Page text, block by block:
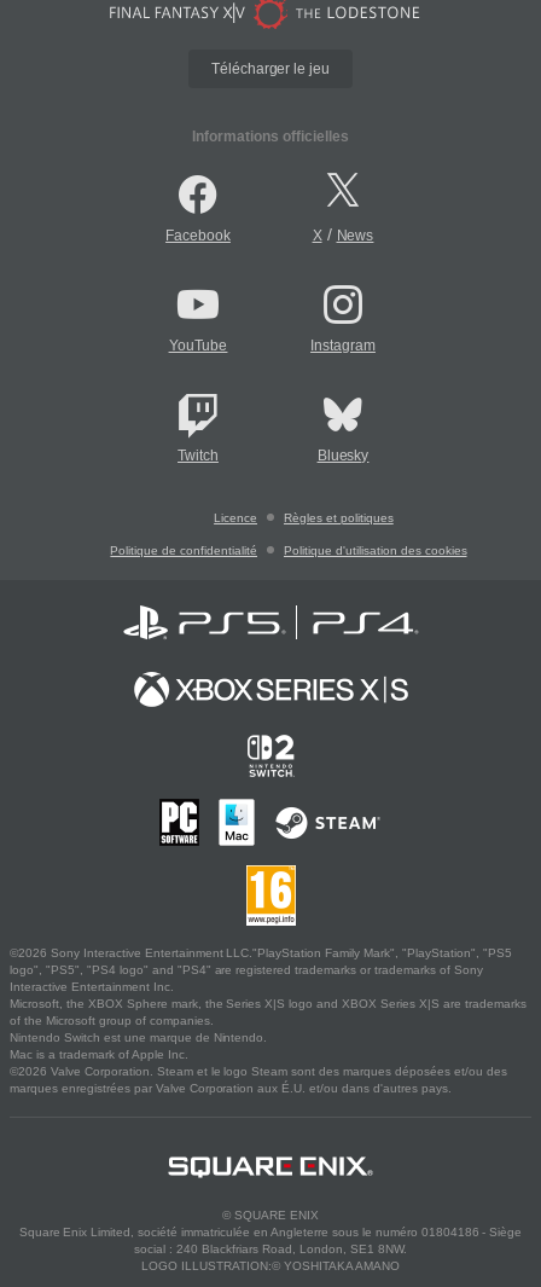
Télécharger le jeu
Informations officielles
Facebook X/ News
YouTube Instagram
Twitch Bluesky
Licence Règles et politiques
Politique de confidentialité Politique d'utilisation des cookies
©2026 Sony Interactive Entertainment LLC."PlayStation Family Mark", "PlayStation", "PS5
logo", "PS5", "PS4 logo" and "PS4" are registered trademarks or trademarks of Sony
Interactive Entertainment Inc.
Microsoft, the XBOX Sphere mark, the Series X|S logo and XBOX Series X|S are trademarks
of the Microsoft group of companies.
Nintendo Switch est une marque de Nintendo.
Mac is a trademark of Apple Inc.
©2026 Valve Corporation. Steam et le logo Steam sont des marques déposées et/ou des
marques enregistrées par Valve Corporation aux É.U. et/ou dans d'autres pays.
© SQUARE ENIX
Square Enix Limited, société immatriculée en Angleterre sous le numéro 01804186 - Siège
social : 240 Blackfriars Road, London, SE1 8NW.
LOGO ILLUSTRATION:© YOSHITAKA AMANO